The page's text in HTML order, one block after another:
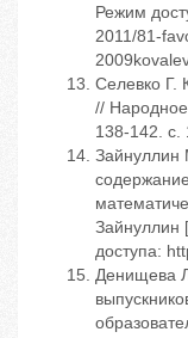
Режим
2011/81-
Селевко Г.
//
138-142. c.
Зайнуллин
Зайнуллин
доступа:
Денищева